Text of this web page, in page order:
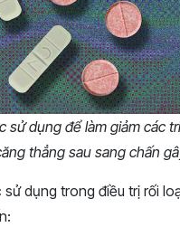
sử dụng để làm giảm các
thẳng sau sang chấn
dụng trong điều trị rối